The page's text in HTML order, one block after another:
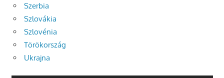
Szerbia
Szlovákia
Szlovénia
Törökország
Ukrajna